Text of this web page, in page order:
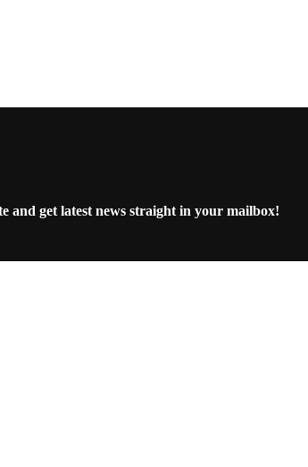
and get latest news straight in your mailbox!